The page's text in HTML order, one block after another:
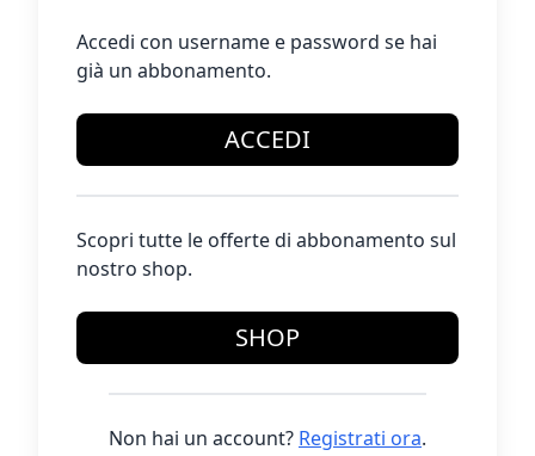
Accedi con username e password se hai
già un abbonamento.
ACCEDI
Scopri tutte le offerte di abbonamento sul
nostro shop.
SHOP
Non hai un account? Registrati ora.